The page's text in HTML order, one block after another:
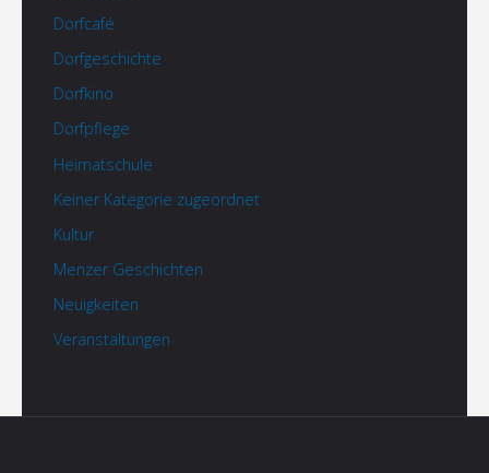
Dorfcafé
Dorfgeschichte
Dorfkino
Dorfpflege
Heimatschule
Keiner Kategorie zugeordnet
Kultur
Menzer Geschichten
Neuigkeiten
Veranstaltungen